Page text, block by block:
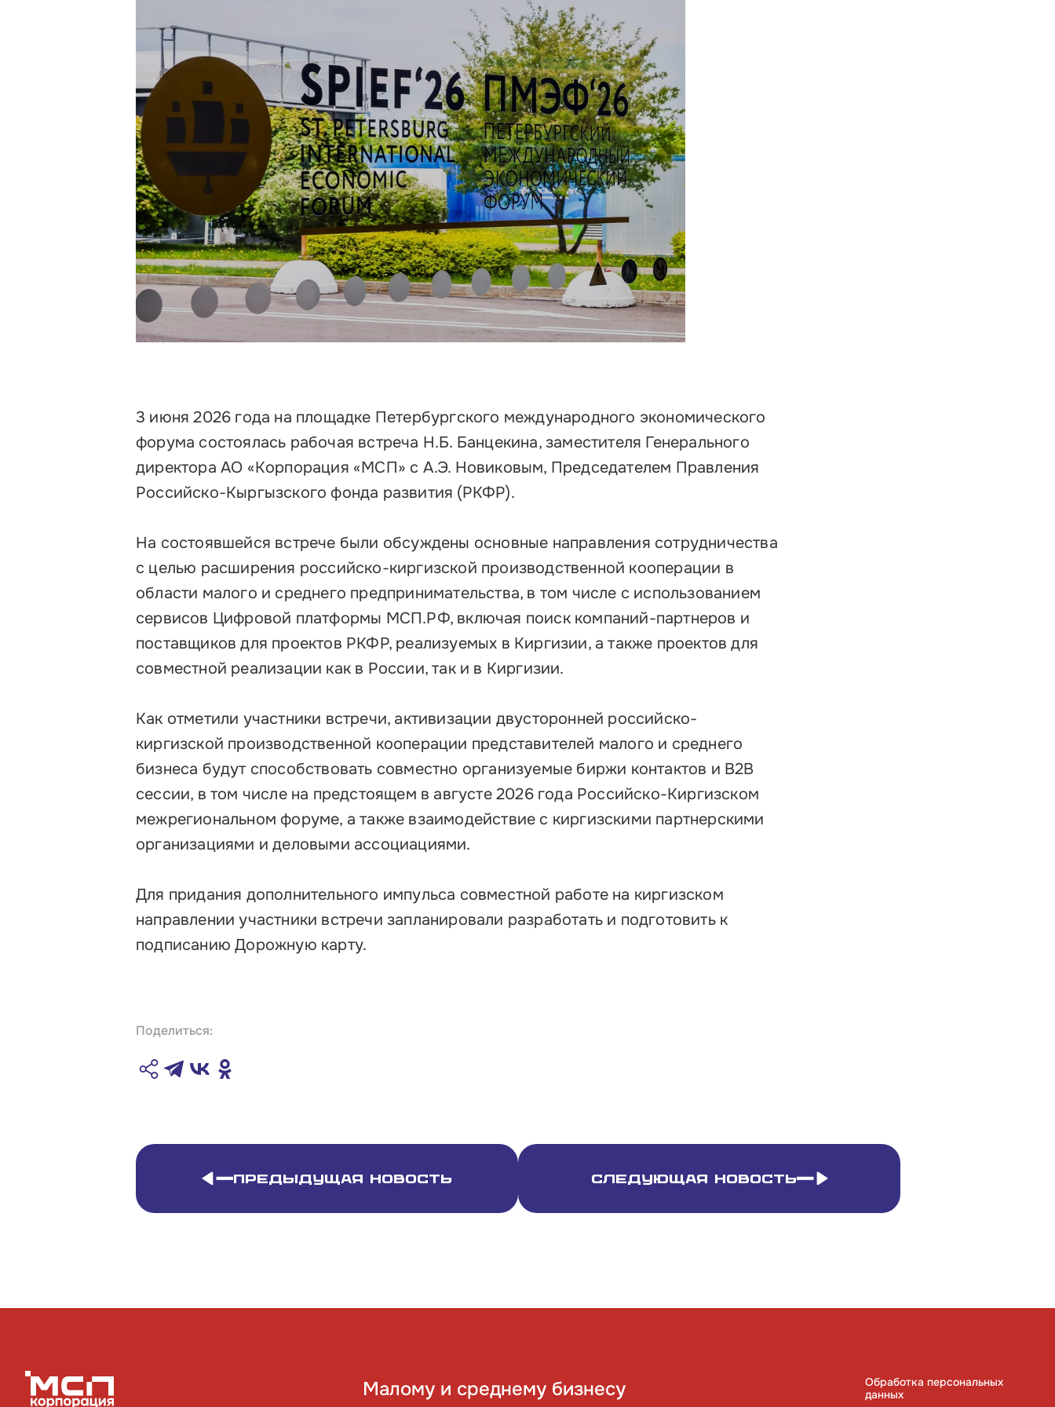
Лизинг для бизнеса
Поддержка предпринимателей в сфере
туризма
Факторинг для бизнеса
Старт в бизнес для молодых
предпринимателей
3 июня 2026 года на площадке Петербургского международного экономического
форума состоялась рабочая встреча Н.Б. Банцекина, заместителя Генерального
директора АО «Корпорация «МСП» с А.Э. Новиковым, Председателем Правления
Российско-Кыргызского фонда развития (РКФР).
На состоявшейся встрече были обсуждены основные направления сотрудничества
с целью расширения российско-киргизской производственной кооперации в
области малого и среднего предпринимательства, в том числе с использованием
сервисов Цифровой платформы МСП.РФ, включая поиск компаний-партнеров и
поставщиков для проектов РКФР, реализуемых в Киргизии, а также проектов для
совместной реализации как в России, так и в Киргизии.
Как отметили участники встречи, активизации двусторонней российско-
киргизской производственной кооперации представителей малого и среднего
бизнеса будут способствовать совместно организуемые биржи контактов и В2В
сессии, в том числе на предстоящем в августе 2026 года Российско-Киргизском
межрегиональном форуме, а также взаимодействие с киргизскими партнерскими
организациями и деловыми ассоциациями.
Для придания дополнительного импульса совместной работе на киргизском
направлении участники встречи запланировали разработать и подготовить к
подписанию Дорожную карту.
Поделиться:
Предыдущая новость Следующая новость
Малому и среднему бизнесу
Обработка персональных
данных